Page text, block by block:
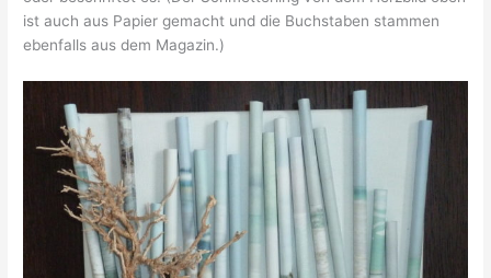
ist auch aus Papier gemacht und die Buchstaben stammen
ebenfalls aus dem Magazin.)